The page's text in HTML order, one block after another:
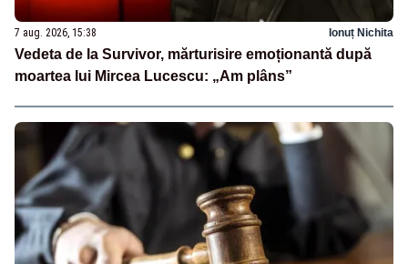
7 aug. 2026, 15:38 Ionuț Nichita
Vedeta de la Survivor, mărturisire emoționantă după
moartea lui Mircea Lucescu: „Am plâns”